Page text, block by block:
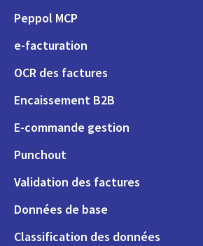
Peppol MCP
e-facturation
OCR des factures
Encaissement B2B
E-commande gestion
Punchout
Validation des factures
Données de base
Classification des données